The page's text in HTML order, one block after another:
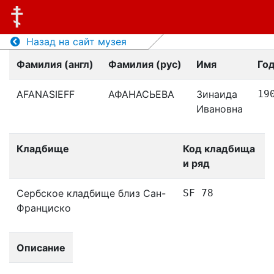
Назад на сайт музея
Фамилия (англ)
Фамилия (рус) Имя
AFANASIEFF АФАНАСЬЕВА
Зинаида
Ивановна
Кладбище
Код кладбища
и ряд
Сербское кладбище близ Сан-
Франциско
SF 78
Описание